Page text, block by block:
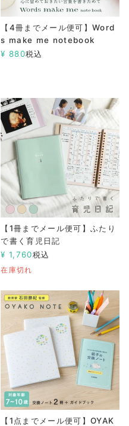
【4冊までメール便可】Word
s make me notebook
¥ 880税込
【1冊までメール便可】ふたり
で書く育児日記
¥ 1,760税込
在庫切れ
【1点までメール便可】OYAK